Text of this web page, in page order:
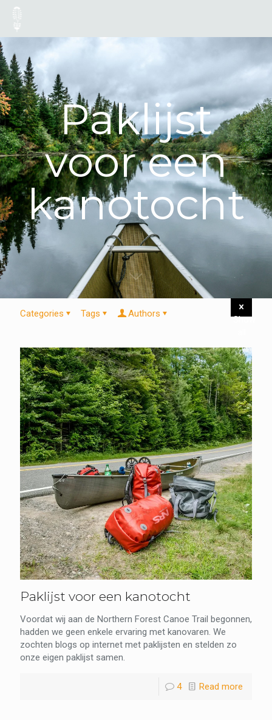
Paklijst
voor een
kanotocht
Categories Tags Authors
Show
Paklijst voor een kanotocht
Voordat wij aan de Northern Forest Canoe Trail begonnen,
hadden we geen enkele ervaring met kanovaren. We
zochten blogs op internet met paklijsten en stelden zo
onze eigen paklijst samen.
4 Read more